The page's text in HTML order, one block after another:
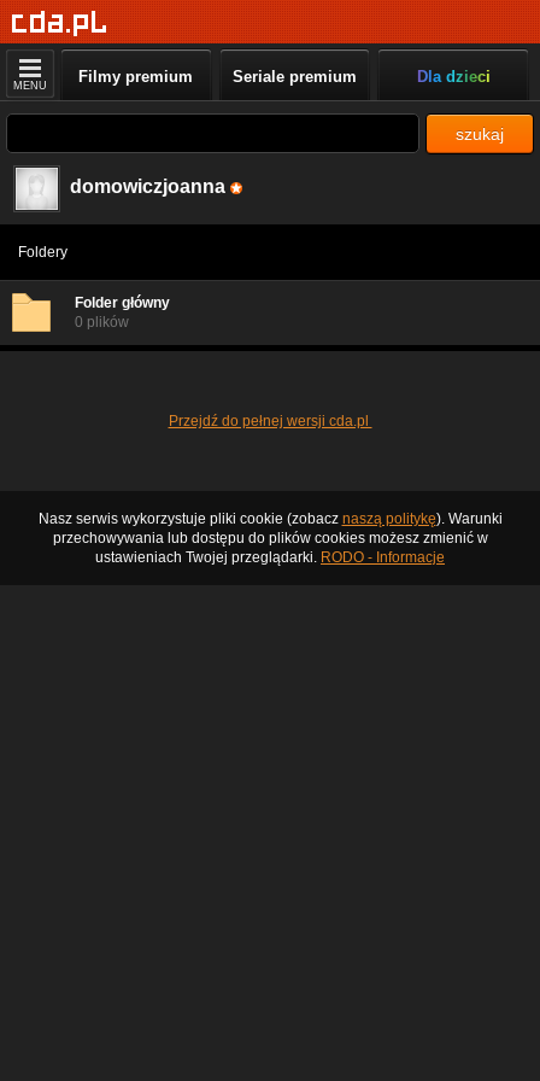
MENU Filmy premium Seriale premium Dla dzieci
szukaj
domowiczjoanna
Foldery
Folder główny
0 plików
Przejdź do pełnej wersji cda.pl
Nasz serwis wykorzystuje pliki cookie (zobacz naszą politykę). Warunki
przechowywania lub dostępu do plików cookies możesz zmienić w
ustawieniach Twojej przeglądarki. RODO - Informacje